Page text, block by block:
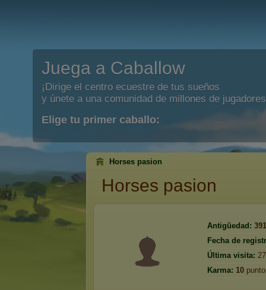
Juega a Caballow
¡Dirige el centro ecuestre de tus sueños
y únete a una comunidad de millones de
Elige tu primer caballo:
Horses pasion
Horses pasion
Antigüedad: 391
Fecha de
Última visita:
Karma: 10